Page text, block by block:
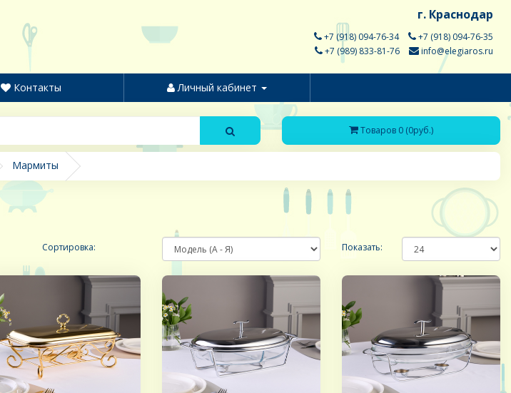
г. Краснодар
+7 (918) 094-76-34
+7 (918) 094-76-35
+7 (989) 833-81-76
info@elegiaros.ru
Контакты Личный кабинет
Товаров 0 (0руб.)
Мармиты
Сортировка: Показать: